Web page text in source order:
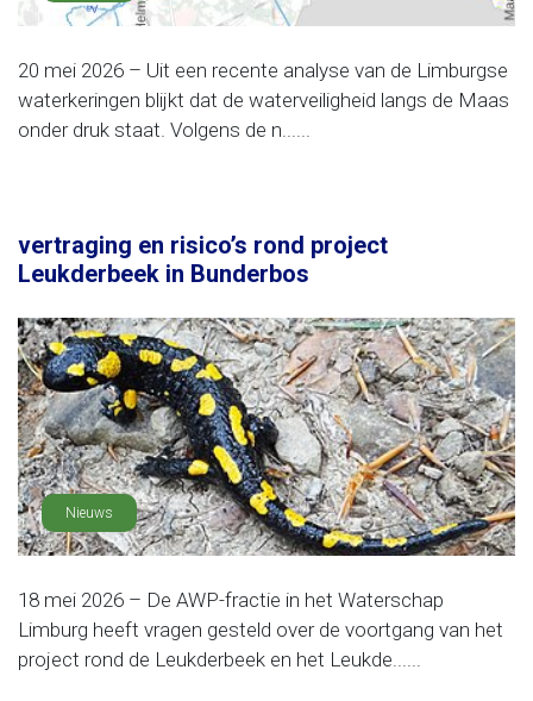
20 mei 2026 – Uit een recente analyse van de Limburgse
waterkeringen blijkt dat de waterveiligheid langs de Maas
onder druk staat. Volgens de n......
vertraging en risico’s rond project
Leukderbeek in Bunderbos
Nieuws
18 mei 2026 – De AWP-fractie in het Waterschap
Limburg heeft vragen gesteld over de voortgang van het
project rond de Leukderbeek en het Leukde......